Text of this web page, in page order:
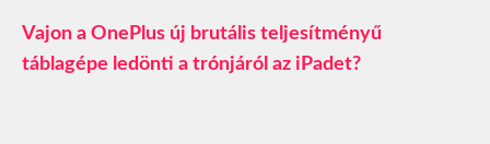
Vajon a OnePlus új brutális teljesítményű
táblagépe ledönti a trónjáról az iPadet?